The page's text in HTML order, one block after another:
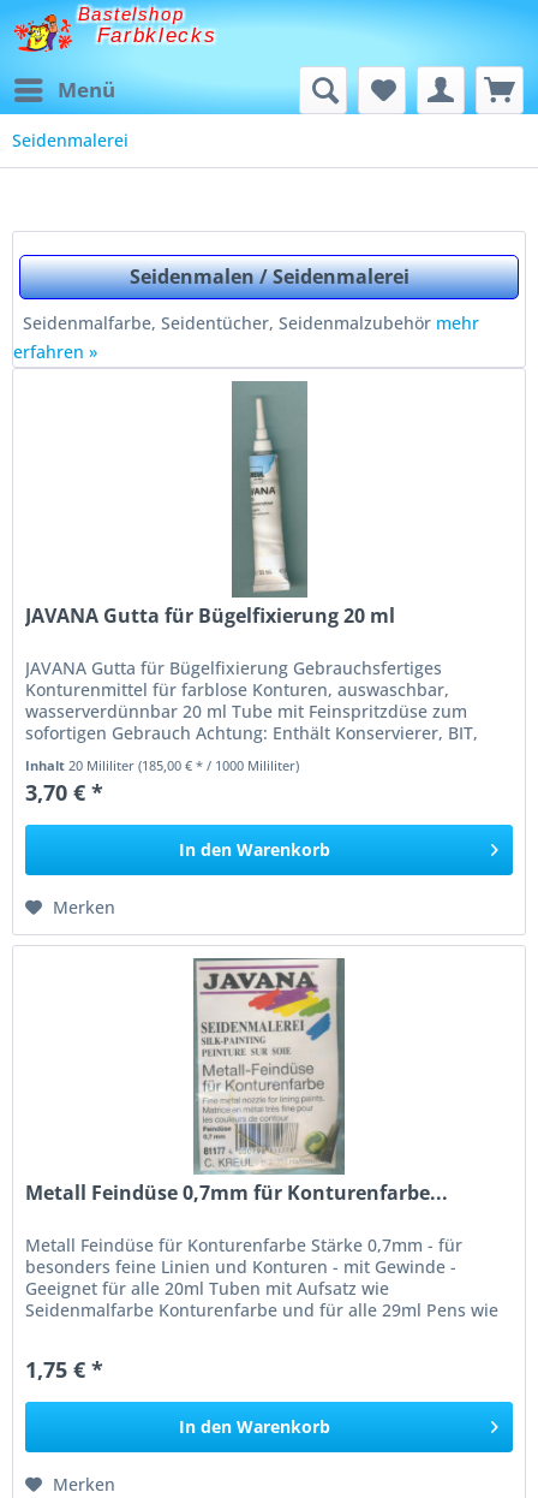
Bastelshop
Farbklecks
Menü
Seidenmalerei
Seidenmalen / Seidenmalerei
Seidenmalfarbe, Seidentücher, Seidenmalzubehör mehr
erfahren »
JAVANA Gutta für Bügelfixierung 20 ml
JAVANA Gutta für Bügelfixierung Gebrauchsfertiges
Konturenmittel für farblose Konturen, auswaschbar,
wasserverdünnbar 20 ml Tube mit Feinspritzdüse zum
sofortigen Gebrauch Achtung: Enthält Konservierer, BIT,
Inhalt 20 Mililiter(185,00 € * / 1000 Mililiter)
3,70 € *
In den Warenkorb
Merken
Metall Feindüse 0,7mm für Konturenfarbe...
Metall Feindüse für Konturenfarbe Stärke 0,7mm - für
besonders feine Linien und Konturen - mit Gewinde -
Geeignet für alle 20ml Tuben mit Aufsatz wie
Seidenmalfarbe Konturenfarbe und für alle 29ml Pens wie
1,75 € *
In den Warenkorb
Merken